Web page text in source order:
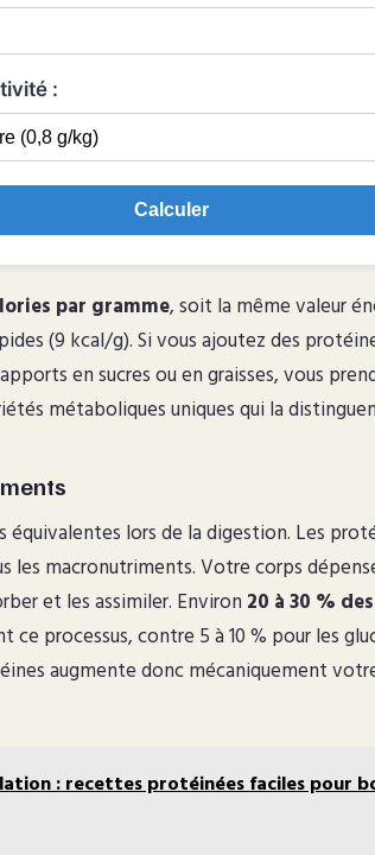
:
Calculer
par gramme, soit la même valeur
(9 kcal/g). Si vous ajoutez des
en sucres ou en graisses, vous
métaboliques uniques qui la
équivalentes lors de la digestion. Les
les macronutriments. Votre corps
et les assimiler. Environ 20 à 30 %
processus, contre 5 à 10 % pour les
augmente donc mécaniquement
: recettes protéinées faciles pour